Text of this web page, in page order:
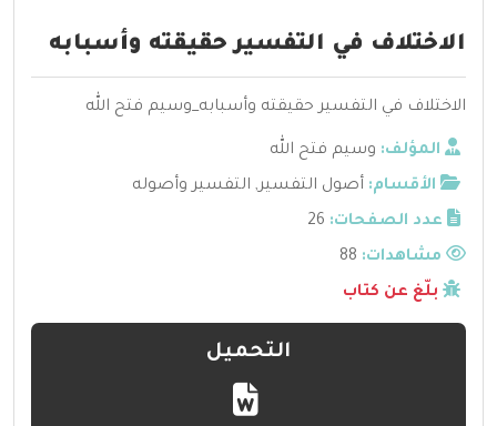
الاختلاف في التفسير حقيقته وأسبابه
الاختلاف في التفسير حقيقته وأسبابه_وسيم فتح الله
المؤلف: وسيم فتح الله
الأقسام: أصول التفسير, التفسير وأصوله
عدد الصفحات: 26
مشاهدات:
بلّغ عن كتاب
التحميل